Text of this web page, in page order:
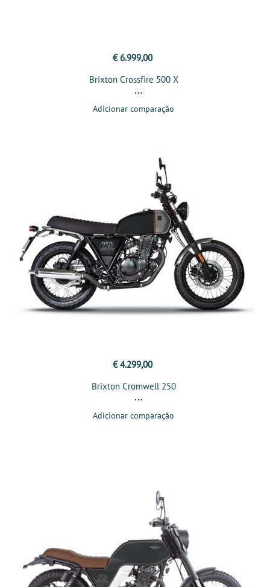
€ 6.999,00
Brixton Crossfire 500 X
Adicionar comparação
€ 4.299,00
Brixton Cromwell 250
Adicionar comparação